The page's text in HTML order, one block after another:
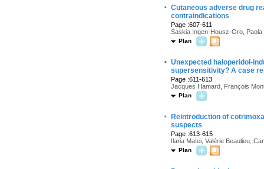
· Cutaneous adverse drug
contraindications
Page :607-611
Saskia Ingen-Housz-Oro, Paola
Plan
· Unexpected haloperidol-
supersensitivity? A case
Page :611-613
Jacques Hamard, François
Plan
·
Reintroduction of
suspects
Page :613-615
Ilaria Matei, Valérie Beaulieu,
Plan